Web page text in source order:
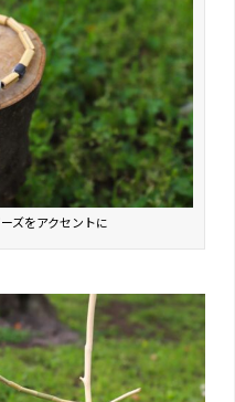
ズをアクセントに